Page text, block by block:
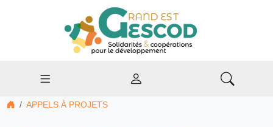
APPELS À PROJETS